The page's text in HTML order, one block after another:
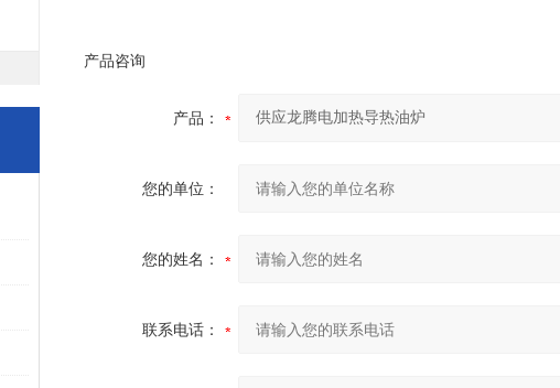
产品咨询
产品：
您的单位：
您的姓名：
联系电话：